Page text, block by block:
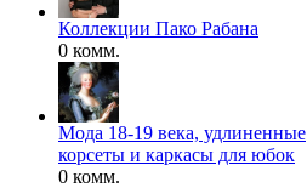
Коллекции Пако Рабана
0 комм.
Мода 18-19 века, удлиненные
корсеты и каркасы для юбок
0 комм.